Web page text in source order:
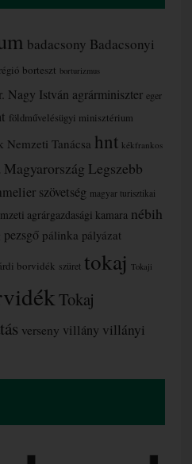
badacsony Badacsonyi
borteszt borturizmus
Nagy István agrárminiszter eger
földművelésügyi minisztérium
Nemzeti Tanácsa hnt kékfrankos
Magyarország Legszebb
szövetség magyar turisztikai
agrárgazdasági kamara nébih
pezsgő pálinka pályázat
borvidék szüret tokaj Tokaji
Tokaj
verseny villány villányi